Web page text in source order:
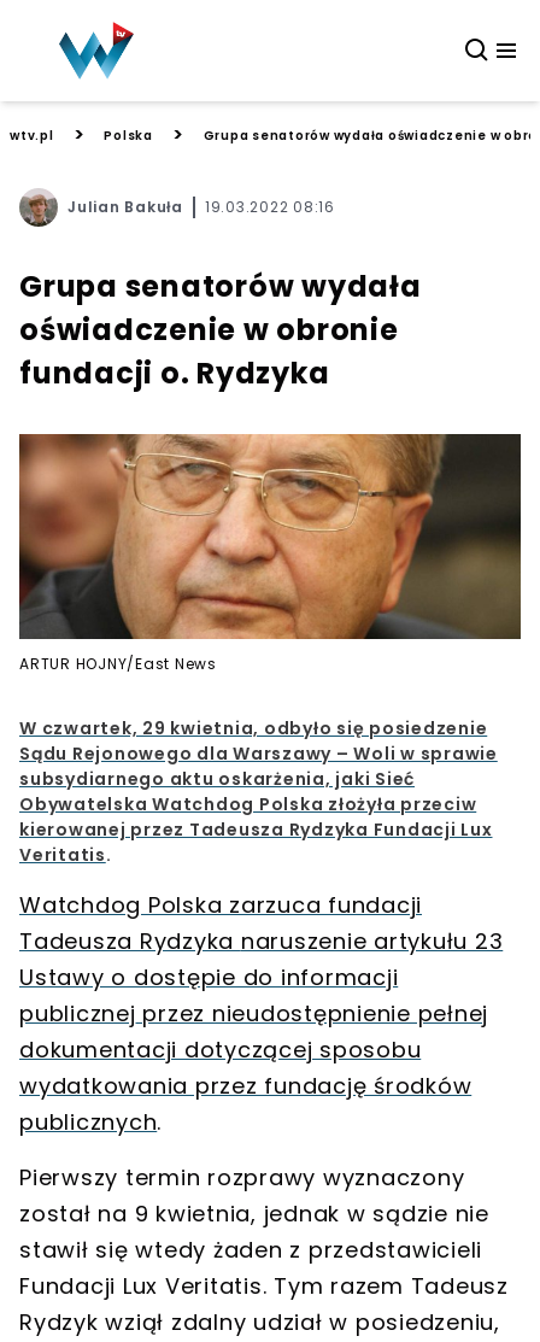
wtv.pl > Polska > Grupa senatorów wydała oświadczenie w
Julian Bakuła 19.03.2022 08:16
Grupa senatorów wydała
oświadczenie w obronie
fundacji o. Rydzyka
ARTUR HOJNY/East News
W czwartek, 29 kwietnia, odbyło się posiedzenie
Sądu Rejonowego dla Warszawy – Woli w sprawie
subsydiarnego aktu oskarżenia, jaki Sieć
Obywatelska Watchdog Polska złożyła przeciw
kierowanej przez Tadeusza Rydzyka Fundacji Lux
Veritatis.
Watchdog Polska zarzuca fundacji
Tadeusza Rydzyka naruszenie artykułu 23
Ustawy o dostępie do informacji
publicznej przez nieudostępnienie pełnej
dokumentacji dotyczącej sposobu
wydatkowania przez fundację środków
publicznych.
Pierwszy termin rozprawy wyznaczony
został na 9 kwietnia, jednak w sądzie nie
stawił się wtedy żaden z przedstawicieli
Fundacji Lux Veritatis. Tym razem Tadeusz
Rydzyk wziął zdalny udział w posiedzeniu,